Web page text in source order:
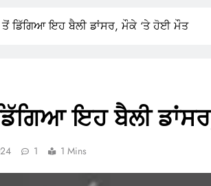
ਤੋਂ ਡਿੱਗਿਆ ਇਹ ਬੈਲੀ ਡਾਂਸਰ, ਮੌਕੇ ‘ਤੇ ਹੋਈ ਮੌਤ
ਇਹ ਬੈਲੀ
1 1 Mins